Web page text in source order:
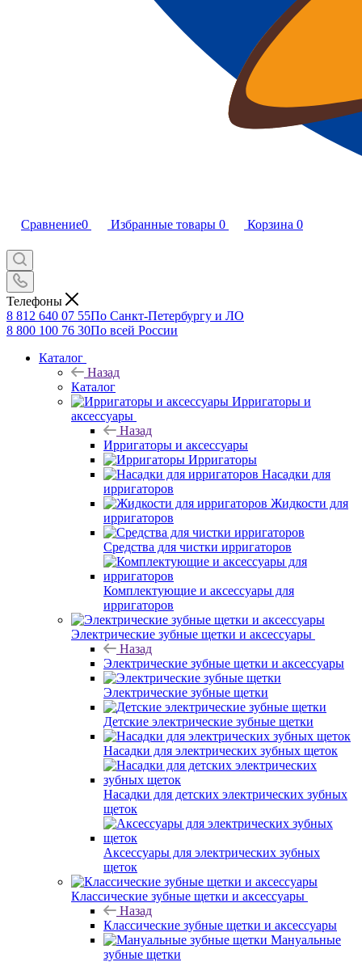
Сравнение0 Избранные товары 0 Корзина 0
Телефоны
8 812 640 07 55По Санкт-Петербургу и ЛО
8 800 100 76 30По всей России
Каталог
Назад
Каталог
Ирригаторы и
аксессуары
Назад
Ирригаторы и аксессуары
Ирригаторы
Насадки для
ирригаторов
Жидкости для
ирригаторов
Средства для чистки ирригаторов
Комплектующие и аксессуары для
ирригаторов
Электрические зубные щетки и аксессуары
Назад
Электрические зубные щетки и аксессуары
Электрические зубные щетки
Детские электрические зубные щетки
Насадки для электрических зубных щеток
Насадки для детских электрических зубных
щеток
Аксессуары для электрических зубных
щеток
Классические зубные щетки и аксессуары
Назад
Классические зубные щетки и аксессуары
Мануальные
зубные щетки